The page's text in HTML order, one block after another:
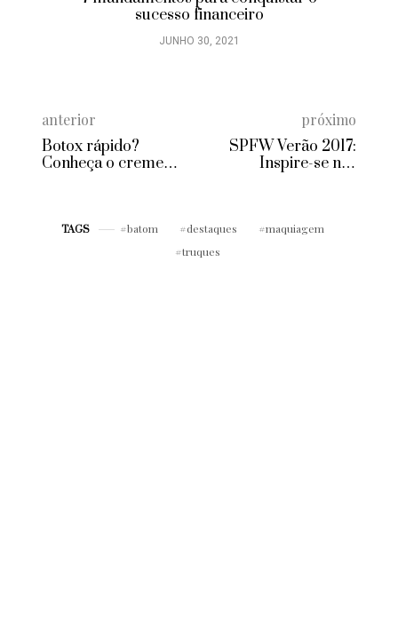
sucesso financeiro
JUNHO 30, 2021
anterior
Botox rápido?
Conheça o creme
próximo
SPFW Verão 2017:
Inspire-se nas
TAGS batom destaques
maquiagem
truques